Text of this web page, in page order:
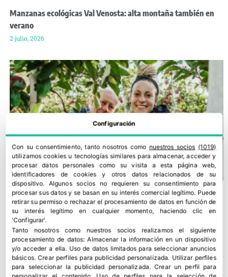
Manzanas ecológicas Val Venosta: alta montaña también en
verano
2 julio, 2026
Configuración
Con su consentimiento, tanto nosotros como nuestros socios (1019)
utilizamos cookies u tecnologías similares para almacenar, acceder y
procesar datos personales como su visita a esta página web,
identificadores de cookies y otros datos relacionados de su
dispositivo. Algunos socios no requieren su consentimiento para
procesar sus datos y se basan en su interés comercial legítimo. Puede
retirar su permiso o rechazar el procesamiento de datos en función de
su interés legítimo en cualquier momento, haciendo clic en
'Configurar'.
Tanto nosotros como nuestros socios realizamos el siguiente
procesamiento de datos:Almacenar la información en un dispositivo
y/o acceder a ella. Uso de datos limitados para seleccionar anuncios
básicos.Crear perfiles para publicidad personalizada. Utilizar perfiles
para seleccionar la publicidad personalizada.Crear un perfil para